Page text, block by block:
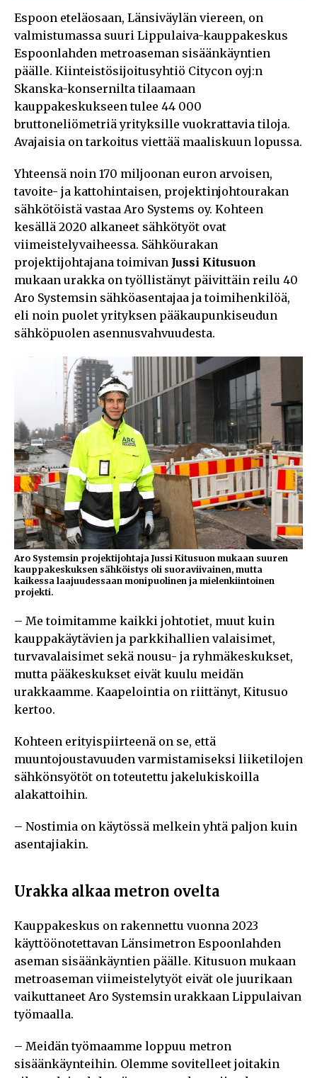
Espoon eteläosaan, Länsiväylän viereen, on
valmistumassa suuri Lippulaiva-kauppakeskus
Espoonlahden metroaseman sisäänkäyntien
päälle. Kiinteistösijoitusyhtiö Citycon oyj:n
Skanska-konsernilta tilaamaan
kauppakeskukseen tulee 44 000
bruttoneliömetriä yrityksille vuokrattavia tiloja.
Avajaisia on tarkoitus viettää maaliskuun lopussa.
Yhteensä noin 170 miljoonan euron arvoisen,
tavoite- ja kattohintaisen, projektinjohtourakan
sähkötöistä vastaa Aro Systems oy. Kohteen
kesällä 2020 alkaneet sähkötyöt ovat
viimeistelyvaiheessa. Sähköurakan
projektijohtajana toimivan Jussi Kitusuon
mukaan urakka on työllistänyt päivittäin reilu 40
Aro Systemsin sähköasentajaa ja toimihenkilöä,
eli noin puolet yrityksen pääkaupunkiseudun
sähköpuolen asennusvahvuudesta.
Aro Systemsin projektijohtaja Jussi Kitusuon mukaan suuren
kauppakeskuksen sähköistys oli suoraviivainen, mutta
kaikessa laajuudessaan monipuolinen ja mielenkiintoinen
projekti.
– Me toimitamme kaikki johtotiet, muut kuin
kauppakäytävien ja parkkihallien valaisimet,
turvavalaisimet sekä nousu- ja ryhmäkeskukset,
mutta pääkeskukset eivät kuulu meidän
urakkaamme. Kaapelointia on riittänyt, Kitusuo
kertoo.
Kohteen erityispiirteenä on se, että
muuntojoustavuuden varmistamiseksi liiketilojen
sähkönsyötöt on toteutettu jakelukiskoilla
alakattoihin.
– Nostimia on käytössä melkein yhtä paljon kuin
asentajiakin.
Urakka alkaa metron ovelta
Kauppakeskus on rakennettu vuonna 2023
käyttöönotettavan Länsimetron Espoonlahden
aseman sisäänkäyntien päälle. Kitusuon mukaan
metroaseman viimeistelytyöt eivät ole juurikaan
vaikuttaneet Aro Systemsin urakkaan Lippulaivan
työmaalla.
– Meidän työmaamme loppuu metron
sisäänkäynteihin. Olemme sovitelleet joitakin